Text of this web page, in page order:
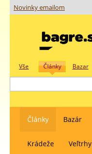
Novinky emailom
Vše Články Bazar
Články Bazár
Krádeže Veľtrhy